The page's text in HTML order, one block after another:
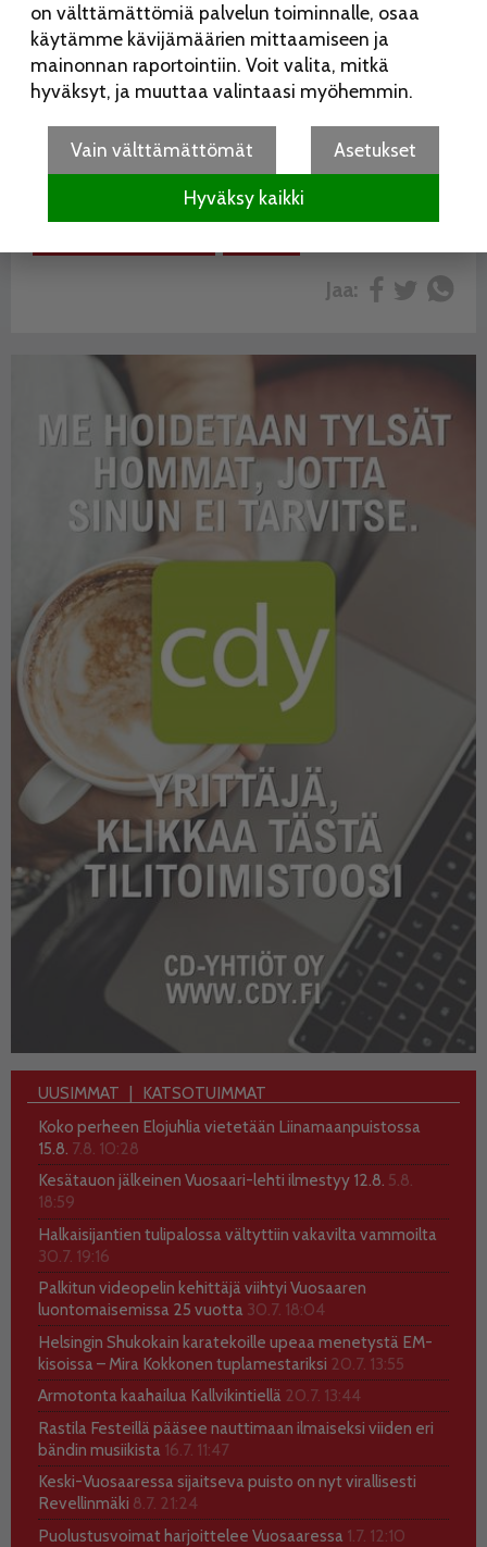
Näyttely on osa Itä-Helsingin kulttuuriviikkoja. Näyttelyn
tuottaa yhteistyössä Vuotalon kanssa Taiteen Vuoksi
ry:n työryhmä, jonka muodostavat Aino Favén, Tiina
Karhu ja Anna Wilhelmus.
Lue lisää aiheesta:
TAPAHTUMA VILLA LILL KALLVIK
Jaa:
UUSIMMAT
KATSOTUIMMAT
Koko perheen Elojuhlia vietetään Liinamaanpuistossa
15.8. 7.8. 10:28
Kesätauon jälkeinen Vuosaari-lehti ilmestyy 12.8. 5.8.
18:59
Halkaisijantien tulipalossa vältyttiin vakavilta vammoilta
30.7. 19:16
Palkitun videopelin kehittäjä viihtyi Vuosaaren
luontomaisemissa 25 vuotta 30.7. 18:04
Helsingin Shukokain karatekoille upeaa menetystä EM-
kisoissa – Mira Kokkonen tuplamestariksi 20.7. 13:55
Armotonta kaahailua Kallvikintiellä 20.7. 13:44
Rastila Festeillä pääsee nauttimaan ilmaiseksi viiden eri
bändin musiikista 16.7. 11:47
Keski-Vuosaaressa sijaitseva puisto on nyt virallisesti
Revellinmäki 8.7. 21:24
Puolustusvoimat harjoittelee Vuosaaressa 1.7. 12:10
on välttämättömiä palvelun toiminnalle, osaa
käytämme kävijämäärien mittaamiseen ja
mainonnan raportointiin. Voit valita, mitkä
hyväksyt, ja muuttaa valintaasi myöhemmin.
Vain välttämättömät Asetukset
Hyväksy kaikki